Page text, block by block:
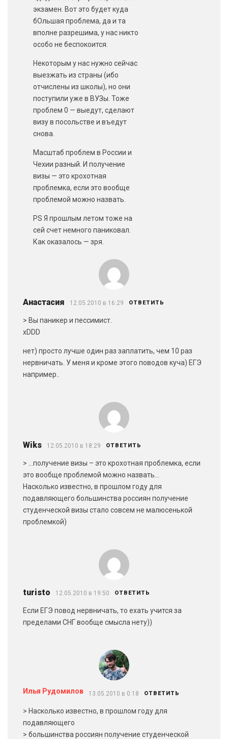
экзамен. Вот это будет куда
бОльшая проблема, да и та
вполне разрешима, у нас никто
особо не беспокоится.
Некоторым у нас нужно сейчас
выезжать из страны (ибо
отчислены из школы), но они
поступили уже в ВУЗы. Тоже
проблем 0 — выедут, сделают
визу в посольстве и въедут
снова.
Масштаб проблем в России и
Чехии разный. И получение
визы — это крохотная
проблемка, если это вообще
проблемой можно назвать.
PS Я прошлым летом тоже на
сей счет немного паниковал.
Как оказалось — зря.
Анастасия 12.05.2010 в 16:29 ОТВЕТИТЬ
> Вы паникер и пессимист.
xDDD
нет) просто лучше один раз заплатить, чем 10 раз
нервничать. У меня и кроме этого поводов куча) ЕГЭ
например..
Wiks 12.05.2010 в 18:29 ОТВЕТИТЬ
> …получение визы – это крохотная проблемка, если
это вообще проблемой можно назвать…
Насколько известно, в прошлом году для
подавляющего большинства россиян получение
студенческой визы стало совсем не малюсенькой
проблемкой)
turisto 12.05.2010 в 19:50 ОТВЕТИТЬ
Если ЕГЭ повод нервничать, то ехать учится за
пределами СНГ вообще смысла нету))
Илья Рудомилов 13.05.2010 в 0:18 ОТВЕТИТЬ
> Насколько известно, в прошлом году для
подавляющего
> большинства россиян получение студенческой